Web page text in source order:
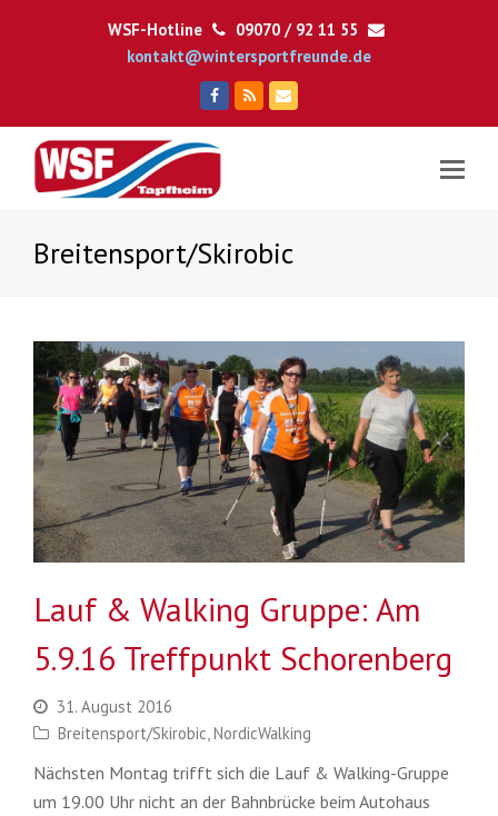
WSF-Hotline
09070 / 92 11 55
kontakt@wintersportfreunde.de
Facebook
RSS E-
Mail
Breitensport/Skirobic
Lauf & Walking Gruppe: Am
5.9.16 Treffpunkt Schorenberg
31. August 2016
Breitensport/Skirobic,NordicWalking
Nächsten Montag trifft sich die Lauf & Walking-Gruppe
um 19.00 Uhr nicht an der Bahnbrücke beim Autohaus